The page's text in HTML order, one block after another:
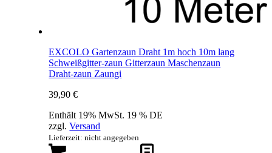
EXCOLO Gartenzaun Draht 1m hoch 10m lang
Schweißgitter-zaun Gitterzaun Maschenzaun
Draht-zaun Zaungi
39,90€
Enthält 19% MwSt. 19 % DE
zzgl.Versand
Lieferzeit: nicht angegeben